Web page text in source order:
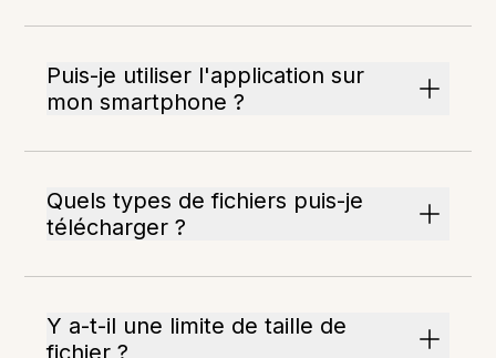
Puis-je utiliser l'application sur
mon smartphone ?
Quels types de fichiers puis-je
télécharger ?
Y a-t-il une limite de taille de
fichier ?